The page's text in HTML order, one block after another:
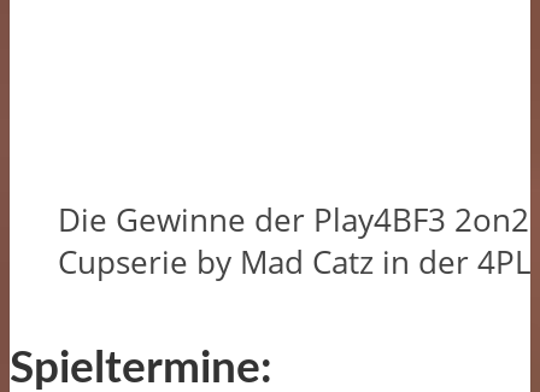
Die Gewinne der Play4BF3 2on2
Cupserie by Mad Catz in der 4PL
Spieltermine: